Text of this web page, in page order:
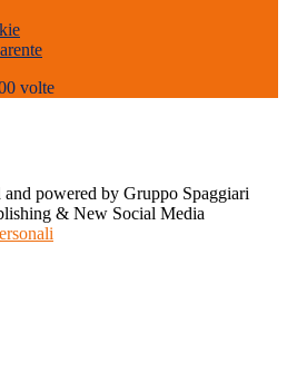
volte
powered by Gruppo Spaggiari
& New Social Media